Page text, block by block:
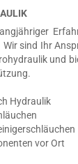
sind Ihr
und
Hydraulik
vor Ort